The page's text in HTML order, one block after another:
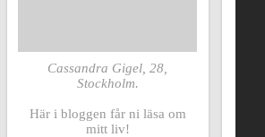
Cassandra Gigel, 28,
Stockholm.
Här i bloggen får ni läsa om
mitt liv!